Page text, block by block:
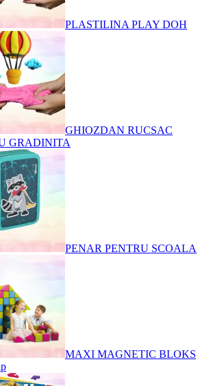
PLASTILINA PLAY DOH
GHIOZDAN RUCSAC
GRADINITA
PENAR PENTRU SCOALA
MAXI MAGNETIC BLOKS